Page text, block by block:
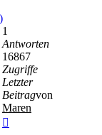
1
Antworten
16867
Zugriffe
Letzter
Beitragvon
Maren